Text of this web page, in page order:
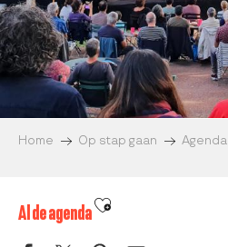
Home Op stap gaan Agenda
Al de agendaAjouter aux favoris